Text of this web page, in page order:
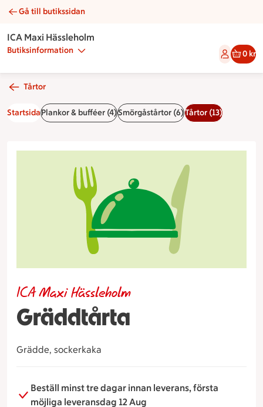
Gräddtårta | Catering ICA Maxi Hässleholm
Gå till butikssidan
ICA Maxi Hässleholm
Butiksinformation 0 kr
Tårtor
StartsidaPlankor & bufféer (4)Smörgåstårtor (6)Tårtor (13)
Gräddtårta
ICA Maxi Hässleholm
Grädde, sockerkaka
Beställ minst tre dagar innan leverans, första
möjliga leveransdag 12 Aug